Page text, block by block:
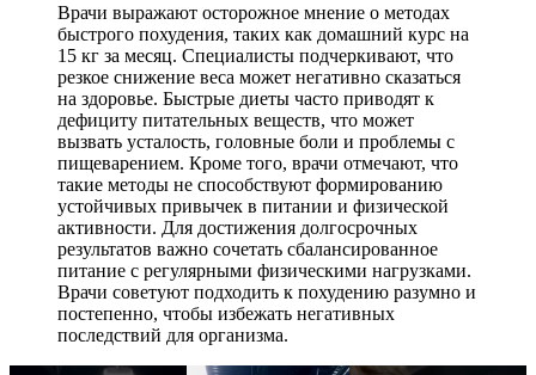
Врачи выражают осторожное мнение о методах
быстрого похудения, таких как домашний курс на
15 кг за месяц. Специалисты подчеркивают, что
резкое снижение веса может негативно сказаться
на здоровье. Быстрые диеты часто приводят к
дефициту питательных веществ, что может
вызвать усталость, головные боли и проблемы с
пищеварением. Кроме того, врачи отмечают, что
такие методы не способствуют формированию
устойчивых привычек в питании и физической
активности. Для достижения долгосрочных
результатов важно сочетать сбалансированное
питание с регулярными физическими нагрузками.
Врачи советуют подходить к похудению разумно и
постепенно, чтобы избежать негативных
последствий для организма.